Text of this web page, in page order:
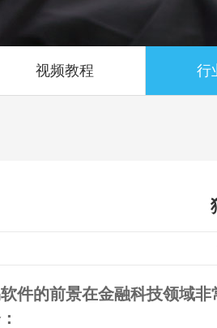
视频教程 行
件的前景在金融科技领域